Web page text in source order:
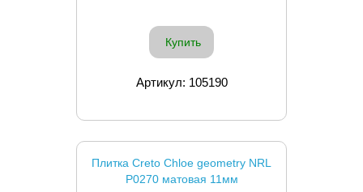
Купить
Артикул: 105190
Плитка Creto Chloe geometry NRL
P0270 матовая 11мм